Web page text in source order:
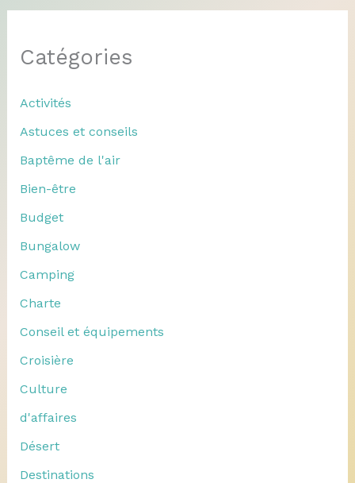
Catégories
Activités
Astuces et conseils
Baptême de l'air
Bien-être
Budget
Bungalow
Camping
Charte
Conseil et équipements
Croisière
Culture
d'affaires
Désert
Destinations